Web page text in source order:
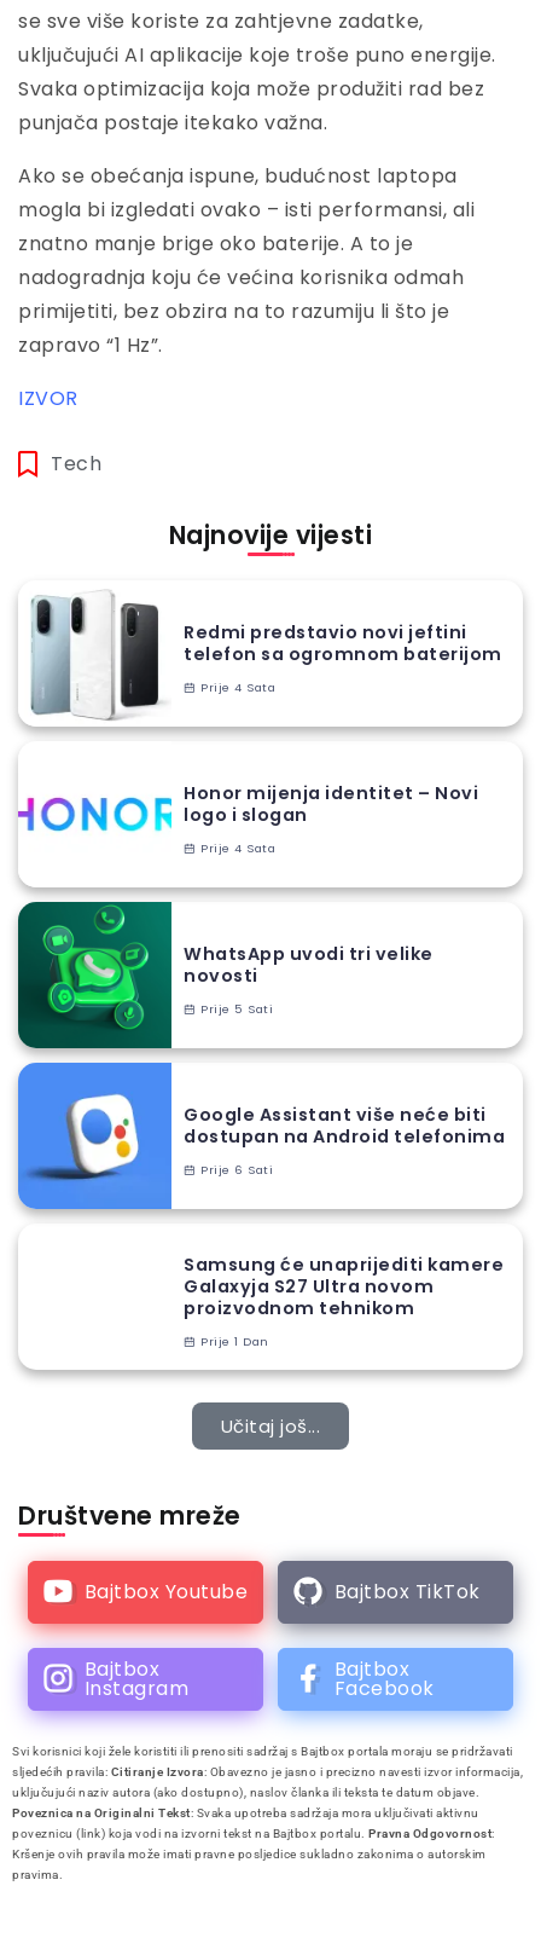
se sve više koriste za zahtjevne zadatke,
uključujući AI aplikacije koje troše puno energije.
Svaka optimizacija koja može produžiti rad bez
punjača postaje itekako važna.
Ako se obećanja ispune, budućnost laptopa
mogla bi izgledati ovako – isti performansi, ali
znatno manje brige oko baterije. A to je
nadogradnja koju će većina korisnika odmah
primijetiti, bez obzira na to razumiju li što je
zapravo “1 Hz”.
IZVOR
Tech
Najnovije vijesti
Redmi predstavio novi jeftini
telefon sa ogromnom baterijom
Prije 4 Sata
Honor mijenja identitet – Novi
logo i slogan
Prije 4 Sata
WhatsApp uvodi tri velike
novosti
Prije 5 Sati
Google Assistant više neće biti
dostupan na Android telefonima
Prije 6 Sati
Samsung će unaprijediti kamere
Galaxyja S27 Ultra novom
proizvodnom tehnikom
Prije 1 Dan
Učitaj još...
Društvene mreže
Bajtbox Youtube Bajtbox TikTok
Bajtbox
Instagram
Bajtbox
Facebook
Svi korisnici koji žele koristiti ili prenositi sadržaj s Bajtbox portala moraju se pridržavati
sljedećih pravila: Citiranje Izvora: Obavezno je jasno i precizno navesti izvor informacija,
uključujući naziv autora (ako dostupno), naslov članka ili teksta te datum objave.
Poveznica na Originalni Tekst: Svaka upotreba sadržaja mora uključivati aktivnu
poveznicu (link) koja vodi na izvorni tekst na Bajtbox portalu. Pravna Odgovornost:
Kršenje ovih pravila može imati pravne posljedice sukladno zakonima o autorskim
pravima.